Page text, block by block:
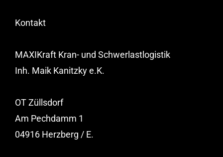
Kontakt
MAXIKraft Kran- und Schwerlastlogistik
Inh. Maik Kanitzky e.K.
OT Züllsdorf
Am Pechdamm 1
04916 Herzberg / E.